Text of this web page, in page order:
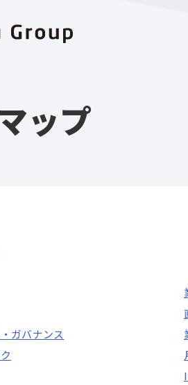
ップ
ガバナンス